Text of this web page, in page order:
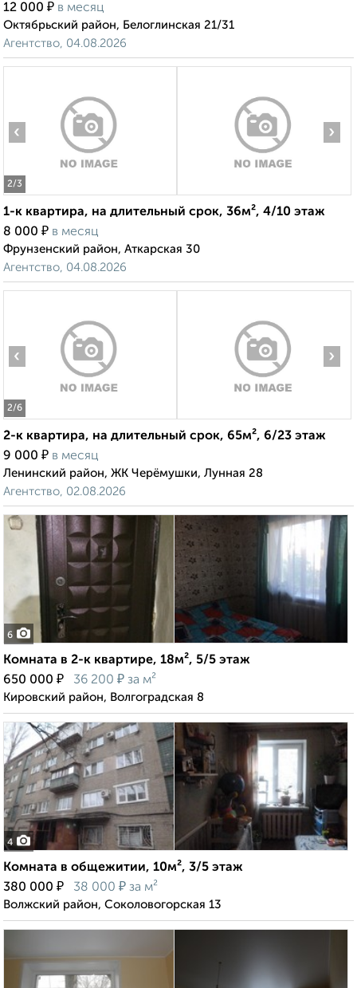
12 000 ₽ в месяц
Октябрьский район, Белоглинская 21/31
Агентство, 04.08.2026
2/3
‹ ›
1-к квартира, на длительный срок, 36м², 4/10 этаж
8 000 ₽ в месяц
Фрунзенский район, Аткарская 30
Агентство, 04.08.2026
2/6
‹ ›
2-к квартира, на длительный срок, 65м², 6/23 этаж
9 000 ₽ в месяц
Ленинский район, ЖК Черёмушки, Лунная 28
Агентство, 02.08.2026
6
Комната в 2-к квартире, 18м², 5/5 этаж
650 000 ₽ 36 200 ₽ за м²
Кировский район, Волгоградская 8
4
Комната в общежитии, 10м², 3/5 этаж
380 000 ₽ 38 000 ₽ за м²
Волжский район, Соколовогорская 13